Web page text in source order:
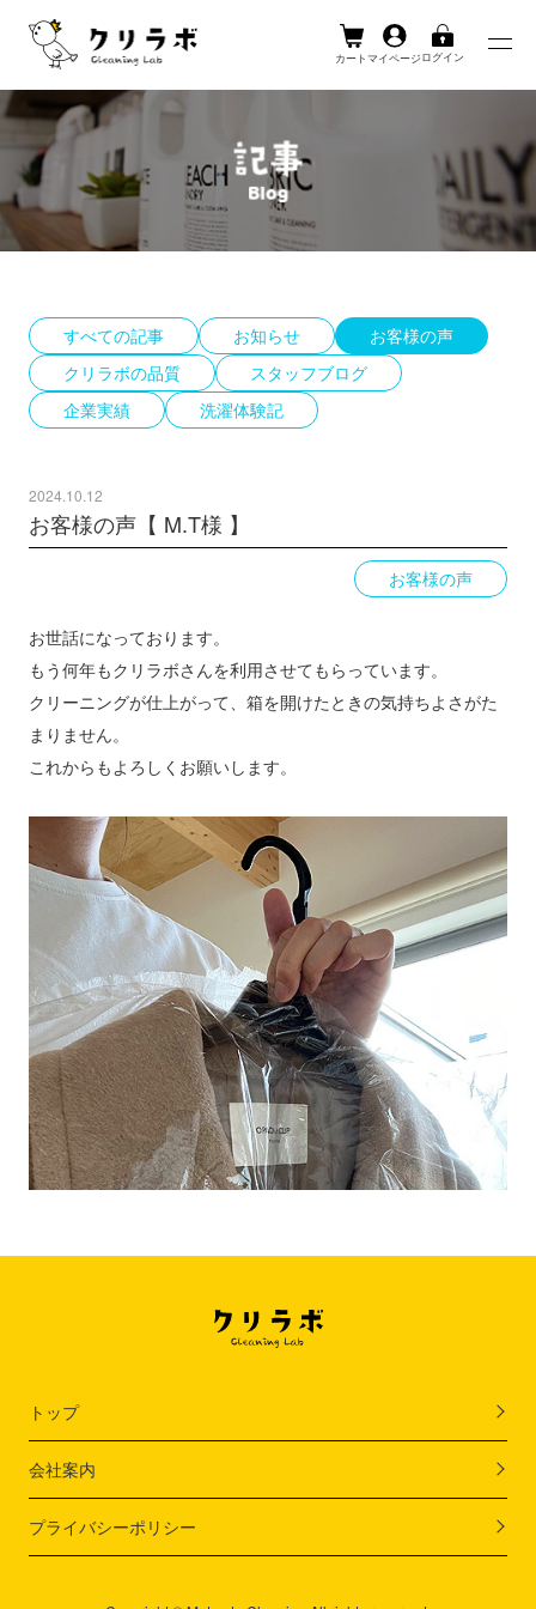
to
カートマイページログイン
すべての記事 お知らせ
お客様の声
クリラボの品質
スタッフブログ
企業実績
洗濯体験記
2024.10.12
お客様の声【 M.T様 】
お客様の声
お世話になっております。
もう何年もクリラボさんを利用させてもらっています。
クリーニングが仕上がって、箱を開けたときの気持ちよさがた
まりません。
これからもよろしくお願いします。
トップ
会社案内
プライバシーポリシー